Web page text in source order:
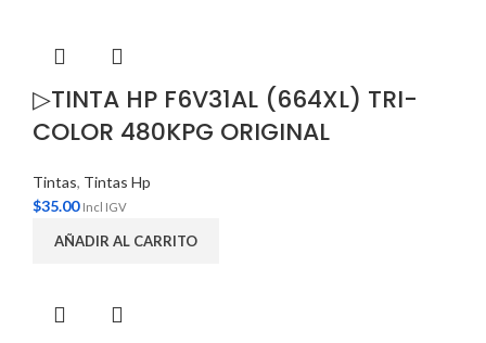
▷TINTA HP F6V31AL (664XL) TRI-
COLOR 480KPG ORIGINAL
Tintas, Tintas Hp
$35.00 Incl IGV
AÑADIR AL CARRITO